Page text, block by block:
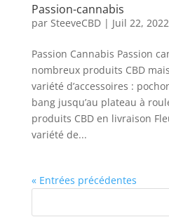
Passion-cannabis
par SteeveCBD| Juil 22, 2022
Passion Cannabis Passion
nombreux produits CBD
variété d’accessoires :
bang jusqu’au plateau à
produits CBD en livraison
variété de...
« Entrées précédentes